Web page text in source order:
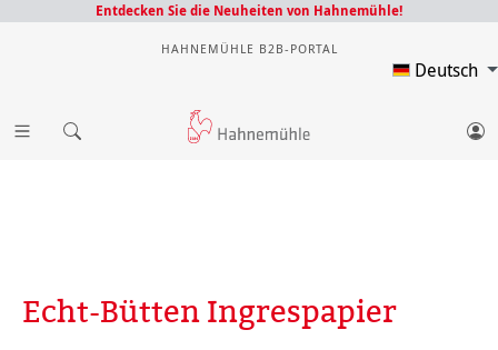
Entdecken Sie die Neuheiten von Hahnemühle!
HAHNEMÜHLE B2B-PORTAL
Deutsch
Echt-Bütten Ingrespapier